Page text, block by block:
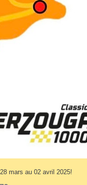
mars au 02 avril 2025!